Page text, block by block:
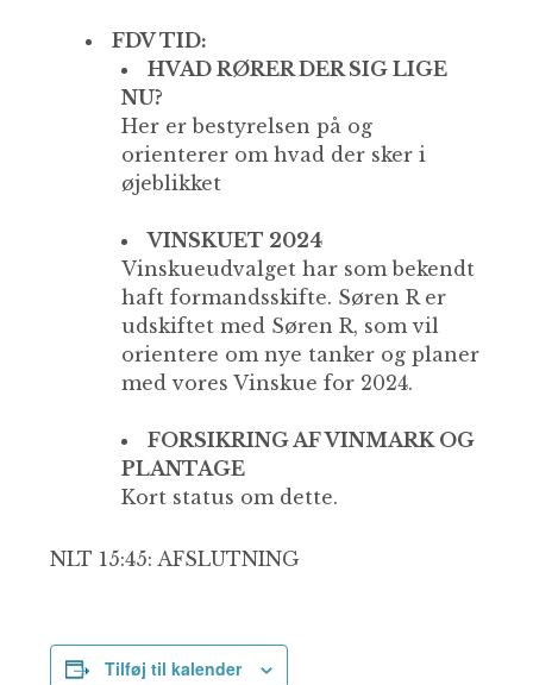
FDV TID:
HVAD RØRER DER SIG LIGE
NU?
Her er bestyrelsen på og
orienterer om hvad der sker i
øjeblikket
VINSKUET 2024
Vinskueudvalget har som bekendt
haft formandsskifte. Søren R er
udskiftet med Søren R, som vil
orientere om nye tanker og planer
med vores Vinskue for 2024.
FORSIKRING AF VINMARK OG
PLANTAGE
Kort status om dette.
NLT 15:45: AFSLUTNING
Tilføj til kalender